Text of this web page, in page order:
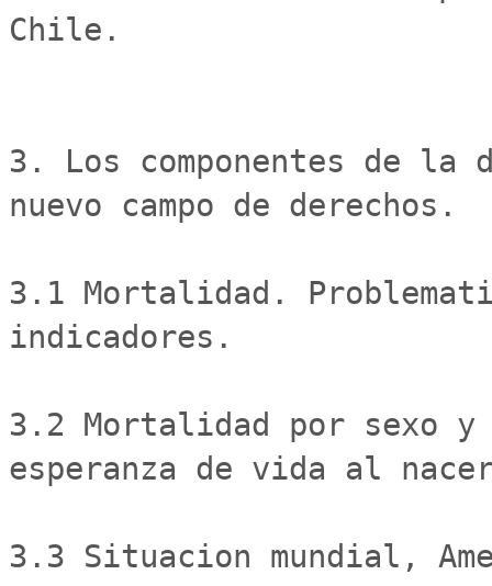
Chile.
3. Los componentes de
nuevo campo de derechos.
3.1 Mortalidad.
indicadores.
3.2 Mortalidad por sexo
esperanza de vida al
3.3 Situacion mundial,